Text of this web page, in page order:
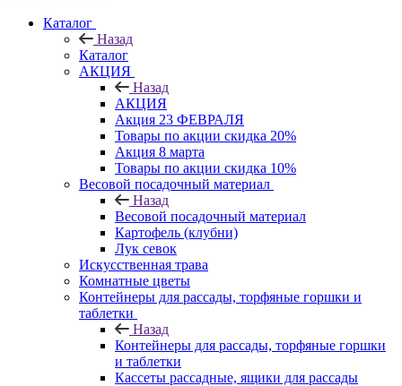
Каталог
Назад
Каталог
АКЦИЯ
Назад
АКЦИЯ
Акция 23 ФЕВРАЛЯ
Товары по акции скидка 20%
Акция 8 марта
Товары по акции скидка 10%
Весовой посадочный материал
Назад
Весовой посадочный материал
Картофель (клубни)
Лук севок
Искусственная трава
Комнатные цветы
Контейнеры для рассады, торфяные горшки и
таблетки
Назад
Контейнеры для рассады, торфяные горшки
и таблетки
Кассеты рассадные, ящики для рассады